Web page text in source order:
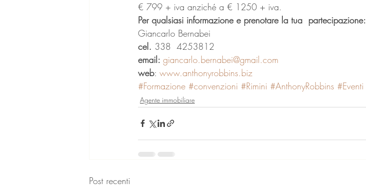
€ 799 + iva anziché a € 1250 + iva.
Per qualsiasi informazione e prenotare la tua  partecipazione:
Giancarlo Bernabei
cel. 338  4253812
email: giancarlo.bernabei@gmail.com
web: www.anthonyrobbins.biz
#Formazione #convenzioni #Rimini #AnthonyRobbins #Eventi
Agente immobiliare
Post recenti